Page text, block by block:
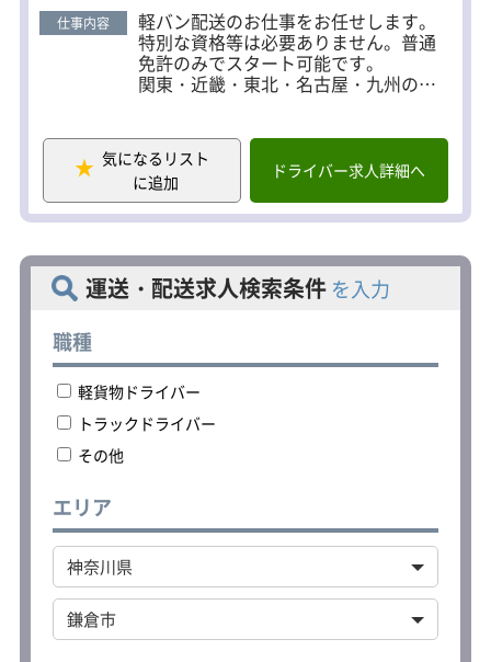
仕事内容 軽バン配送のお仕事をお任せします。
特別な資格等は必要ありません。普通
免許のみでスタート可能です。
関東・近畿・東北・名古屋・九州の各
をご紹介しますので、お気軽にお問い
合わせください。
＜一日の流れの例＞
▼7：00～8：00 所属している宅配会社
に出勤
▼担当コースの荷物の積込み
▼担当コースの配達
＜車両の持ち込み歓迎＞
車体カラーがシルバーまたはホワイト
の軽自動車（軽バン）を持ち込み可能
持ち込みを希望される方はご応募の際
気になるリスト
に追加
ドライバー求人詳細へ
運送・配送求人検索条件 を入力
職種
軽貨物ドライバー
トラックドライバー
その他
エリア